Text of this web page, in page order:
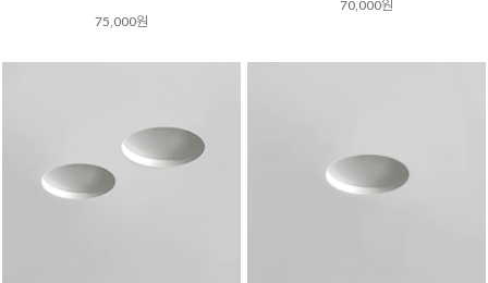
75,000원
70,000원